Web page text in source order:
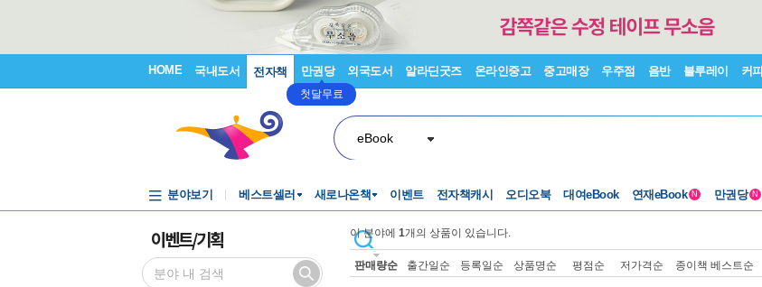
HOME 국내도서 전자책 만권당
첫달무료
외국도서 알라딘굿즈 온라인중고 중고매장 우주점 음반 블루레이 커피
eBook
분야보기 베스트셀러 새로나온책 이벤트 전자책캐시 오디오북 대여eBook 연재eBook N 만권당 N
이벤트/기획 이 분야에 1개의 상품이 있습니다.
판매량순 출간일순 등록일순 상품명순 평점순 저가격순 종이책 베스트순